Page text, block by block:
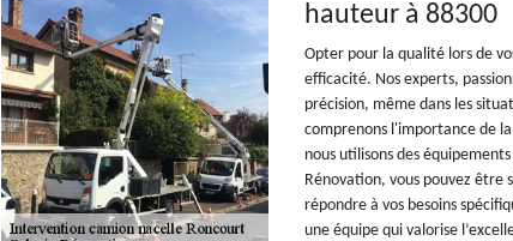
hauteur à 88300
Opter pour la qualité lors de
efficacité. Nos experts,
précision, même dans les
comprenons l'importance de
nous utilisons des
Rénovation, vous pouvez être
répondre à vos besoins
une équipe qui valorise